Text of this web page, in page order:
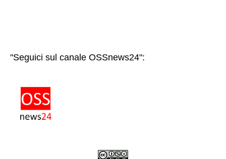
"Seguici sul canale OSSnews24":